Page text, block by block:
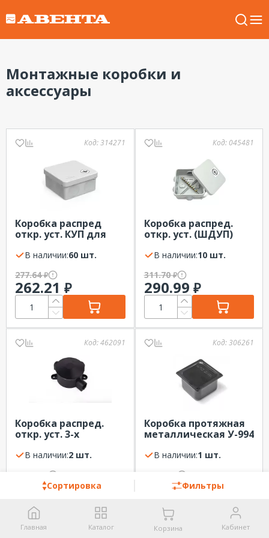
Монтажные коробки и
аксессуары
Сортировка Фильтры
Код:314271
Коробка распред
откр. уст. КУП для
двухкомпонент.
IP55 серая
ПРОМРУКАВ (132 шт в
уп.)
В наличии:
60 шт.
277.64₽
262.21 ₽
Код: 045481
Коробка распред.
откр. уст. (ШДУП)
HEGEL 6 вводов
В наличии:
10 шт.
311.70₽
290.99 ₽
Код:462091
Коробка распред.
откр. уст. 3-х
черная IP65 ПЭМИ
В наличии:
2 шт.
292.30₽
Код:306261
Коробка протяжная
металлическая У-994
110х110х80 мм
ПРОМРУКАВ
В наличии:
1 шт.
316.15₽
Главная Каталог Корзина Кабинет